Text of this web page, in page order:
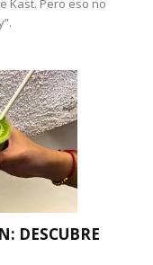
Kast. Pero eso no
DESCUBRE